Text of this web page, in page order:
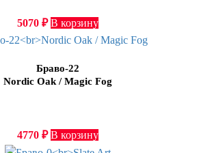
5070 ₽ В корзину
Браво-22
Nordic Oak / Magic Fog
4770 ₽ В корзину